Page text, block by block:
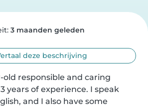
3 maanden geleden
deze beschrijving
old responsible and caring
years of experience. I speak
and I also have some